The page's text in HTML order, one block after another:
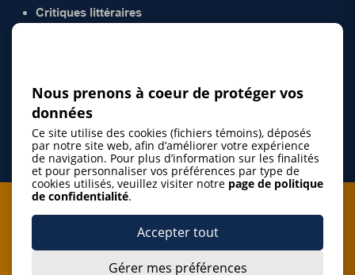
Critiques littéraires
Je m'abonne à l'infolettre
Nous prenons à coeur de protéger vos
données
Ce site utilise des cookies (fichiers témoins), déposés
par notre site web, afin d’améliorer votre expérience
de navigation. Pour plus d’information sur les finalités
et pour personnaliser vos préférences par type de
cookies utilisés, veuillez visiter notre page de politique
de confidentialité.
Accepter tout
Gérer mes préférences